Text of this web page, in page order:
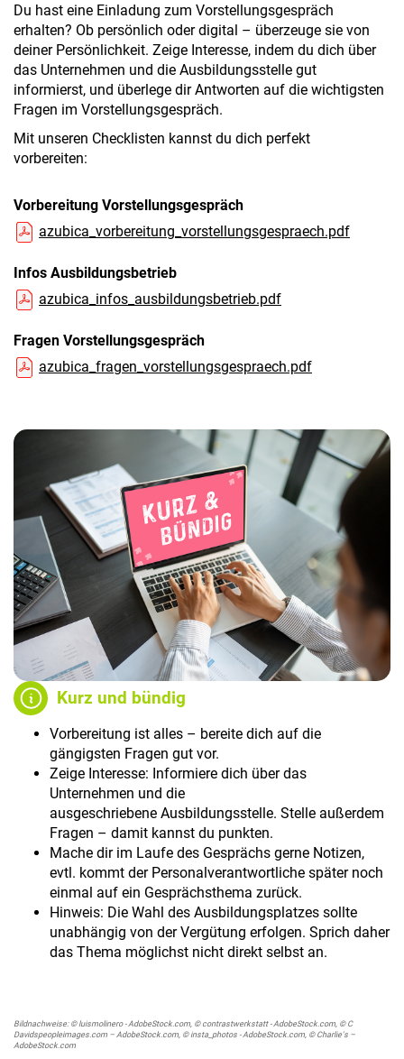
Du hast eine Einladung zum Vorstellungsgespräch
erhalten? Ob persönlich oder digital – überzeuge sie von
deiner Persönlichkeit. Zeige Interesse, indem du dich über
das Unternehmen und die Ausbildungsstelle gut
informierst, und überlege dir Antworten auf die wichtigsten
Fragen im Vorstellungsgespräch.
Mit unseren Checklisten kannst du dich perfekt
vorbereiten:
Vorbereitung Vorstellungsgespräch
azubica_vorbereitung_vorstellungsgespraech.pdf
Infos Ausbildungsbetrieb
azubica_infos_ausbildungsbetrieb.pdf
Fragen Vorstellungsgespräch
azubica_fragen_vorstellungsgespraech.pdf
Kurz und bündig
Vorbereitung ist alles – bereite dich auf die
gängigsten Fragen gut vor.
Zeige Interesse: Informiere dich über das
Unternehmen und die
ausgeschriebene Ausbildungsstelle. Stelle außerdem
Fragen – damit kannst du punkten.
Mache dir im Laufe des Gesprächs gerne Notizen,
evtl. kommt der Personalverantwortliche später noch
einmal auf ein Gesprächsthema zurück.
Hinweis: Die Wahl des Ausbildungsplatzes sollte
unabhängig von der Vergütung erfolgen. Sprich daher
das Thema möglichst nicht direkt selbst an.
Bildnachweise: © luismolinero - AdobeStock.com, © contrastwerkstatt - AdobeStock.com, © C
Davidspeopleimages.com – AdobeStock.com, © insta_photos - AdobeStock.com, © Charlie's –
AdobeStock.com